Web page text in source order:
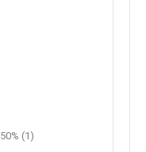
50% (1)